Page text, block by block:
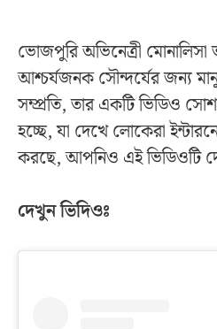
ভোজপুরি অভিনেত্রী
আশ্চর্যজনক সৌন্দর্যের জন্য
সম্প্রতি, তার একটি ভিডিও
হচ্ছে, যা দেখে লোকেরা
করছে, আপনিও এই ভিডিওটি
দেখুন ভিদিওঃ